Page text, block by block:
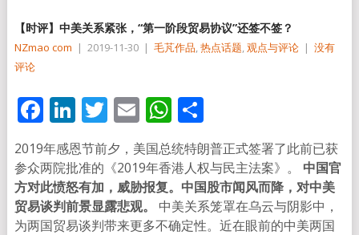
【时评】中美关系紧张，“第一阶段贸易协议”还签不签？
NZmao com | 2019-11-30 | 毛芃作品,热点话题,观点与评论 | 没有
评论
Facebook
LinkedIn
Twitter
EmailWhatsApp
分
享
2019年感恩节前夕，美国总统特朗普正式签署了此前已获
参众两院批准的《2019年香港人权与民主法案》。 中国官
方对此愤怒有加，威胁报复。中国股市闻风而降，对中美
贸易谈判前景显露悲观。
中美关系笼罩在乌云与阴影中，
为两国贸易谈判带来更多不确定性。近在眼前的中美两国